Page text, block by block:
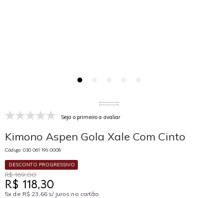
Seja o primeiro a avaliar
Kimono Aspen Gola Xale Com Cinto
Código: 030 061 195 0008
DESCONTO PROGRESSIVO
R$ 169,00
R$ 118,30
5x de R$ 23,66 s/ juros no cartão